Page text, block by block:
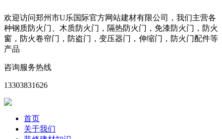
欢迎访问郑州市U乐国际官方网站建材有限公司，我们主营各
种钢质防火门、木质防火门，隔热防火门，免漆防火门，防火
窗，防火卷帘门，防盗门，变压器门，伸缩门，防火门配件等
产品
咨询服务热线
13303831626
首页
关于我们